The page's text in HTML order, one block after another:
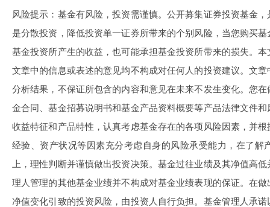
风险提示：基金有风险，投资需谨慎。公开募集证券投资基金
是分散投资，降低投资单一证券所带来的个别风险，当您购买
基金投资所产生的收益，也可能承担基金投资所带来的损失。
文章中的信息或表述的意见均不构成对任何人的投资建议。文
分析结果，不保证所包含的内容和意见在未来不发生变化。您
金合同、基金招募说明书和基金产品资料概要等产品法律文件
收益特征和产品特性，认真考虑基金存在的各项风险因素，并
经验、资产状况等因素充分考虑自身的风险承受能力，在了解
上，理性判断并谨慎做出投资决策。基金过往业绩及其净值高
理人管理的其他基金业绩并不构成对基金业绩表现的保证。在
净值变化引致的投资风险，由投资人自行负担。基金管理人承